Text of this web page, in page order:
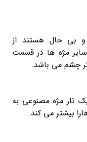
و بی حال هستند از
مژه ها در قسمت
چشم می باشد.
تار مژه مصنوعی به